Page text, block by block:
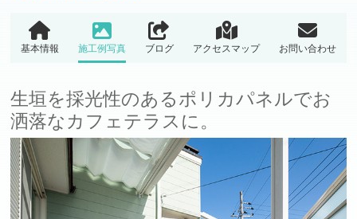
基本情報 施工例写真 ブログ アクセスマップ お問い合わせ
生垣を採光性のあるポリカパネルでお
洒落なカフェテラスに。